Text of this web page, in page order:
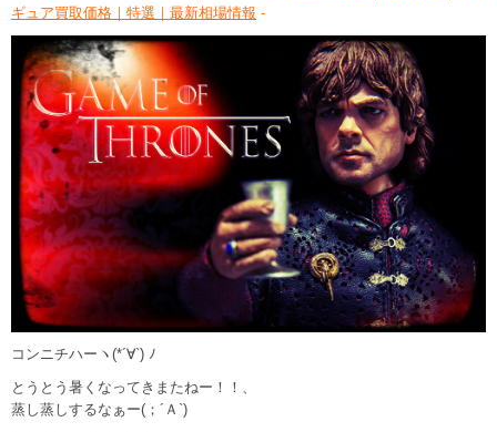
ギュア買取価格｜特選｜最新相場情報 -
コンニチハーヽ(*´∀`) ﾉ
とうとう暑くなってきまたねー！！、
蒸し蒸しするなぁー(；´Ａ`)